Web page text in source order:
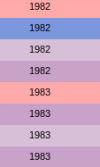
1982
1982
1982
1982
1983
1983
1983
1983